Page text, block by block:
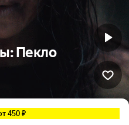
Пекло
450 ₽